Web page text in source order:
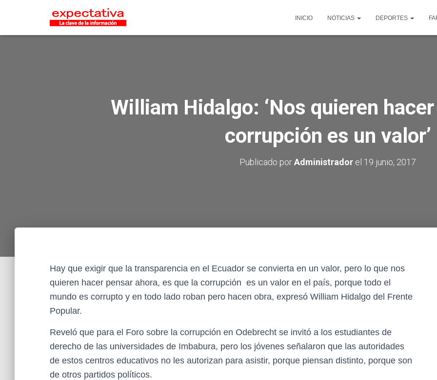
INICIO NOTICIAS DEPORTES
William Hidalgo: ‘Nos quieren
corrupción es un valor’
Publicado porAdministrador el 19 junio, 2017
Hay que exigir que la transparencia en el Ecuador se convierta en un valor, pero lo que nos
quieren hacer pensar ahora, es que la corrupción es un valor en el país, porque todo el
mundo es corrupto y en todo lado roban pero hacen obra, expresó William Hidalgo del Frente
Popular.
Reveló que para el Foro sobre la corrupción en Odebrecht se invitó a los estudiantes de
derecho de las universidades de Imbabura, pero los jóvenes señalaron que las autoridades
de estos centros educativos no les autorizan para asistir, porque piensan distinto, porque son
de otros partidos políticos.